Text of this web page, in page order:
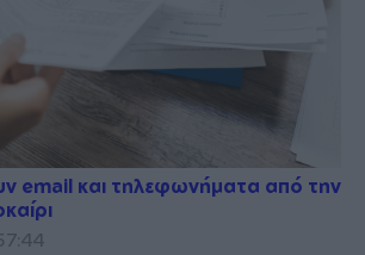
email και τηλεφωνήματα από την